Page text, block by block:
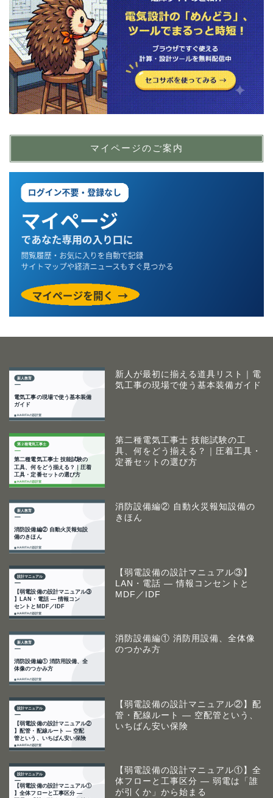
マイページのご案内
新人が最初に揃える道具リスト｜電
気工事の現場で使う基本装備ガイド
第二種電気工事士 技能試験の工
具、何をどう揃える？｜圧着工具・
定番セットの選び方
消防設備編② 自動火災報知設備の
きほん
【弱電設備の設計マニュアル③】
LAN・電話 ― 情報コンセントと
MDF／IDF
消防設備編① 消防用設備、全体像
のつかみ方
【弱電設備の設計マニュアル②】配
管・配線ルート ― 空配管という、
いちばん安い保険
【弱電設備の設計マニュアル①】全
体フローと工事区分 ― 弱電は「誰
が引くか」から始まる